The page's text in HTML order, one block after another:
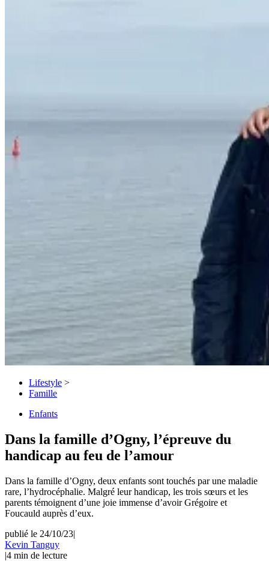
Lifestyle >
Famille
Enfants
Dans la famille d’Ogny, l’épreuve du
handicap au feu de l’amour
Dans la famille d’Ogny, deux enfants sont touchés par une maladie
rare, l’hydrocéphalie. Malgré leur handicap, les trois sœurs et les
parents témoignent d’une joie immense d’avoir Grégoire et
Foucauld auprès d’eux.
publié le 24/10/23|
Kevin Tanguy
|4 min de lecture